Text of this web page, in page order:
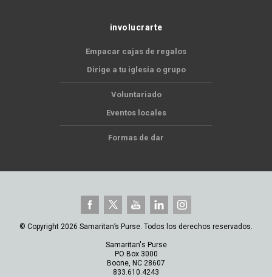
involucrarte
Empacar cajas de regalos
Dirige a tu iglesia o grupo
Voluntariado
Eventos locales
Formas de dar
© Copyright 2026 Samaritan’s Purse. Todos los derechos reservados.
Samaritan's Purse
PO Box 3000
Boone, NC 28607
833.610.4243